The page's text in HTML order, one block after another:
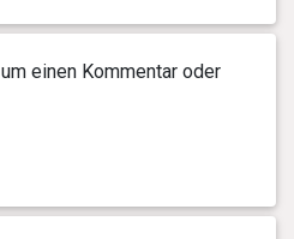
um einen Kommentar oder